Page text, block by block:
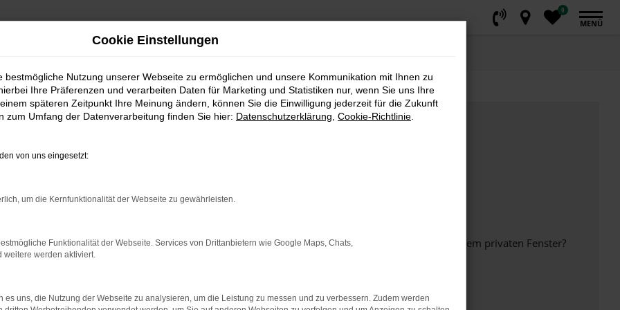
0
MENÜ
bestimmter Seiten verhindern. Funktioniert die Seite in einem anderen Browser oder in einem privaten Fenster?
beheben.
auf dem neuesten Stand sind.
Cookie Einstellungen
bestmögliche Nutzung unserer Webseite zu ermöglichen und unsere Kommunikation mit Ihnen zu
Ihre Präferenzen und verarbeiten Daten für Marketing und Statistiken nur, wenn Sie uns Ihre
späteren Zeitpunkt Ihre Meinung ändern, können Sie die Einwilligung jederzeit für die Zukunft
zum Umfang der Datenverarbeitung finden Sie hier: Datenschutzerklärung Cookie-Richtlinie
von uns eingesetzt:
um die Kernfunktionalität der Webseite zu gewährleisten.
Funktionalität der Webseite. Services von Drittanbietern wie Google Maps, Chats,
weitere werden aktiviert.
es uns, die Nutzung der Webseite zu analysieren, um die Leistung zu messen und zu verbessern. Zudem werden